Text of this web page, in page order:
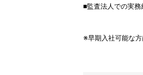
■監査法人での実務
※早期入社可能な方